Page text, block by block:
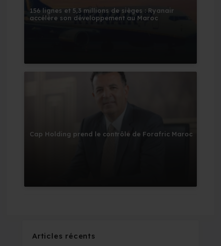
156 lignes et 5,3 millions de sièges : Ryanair
accélère son développement au Maroc
Cap Holding prend le contrôle de Forafric Maroc
Articles récents